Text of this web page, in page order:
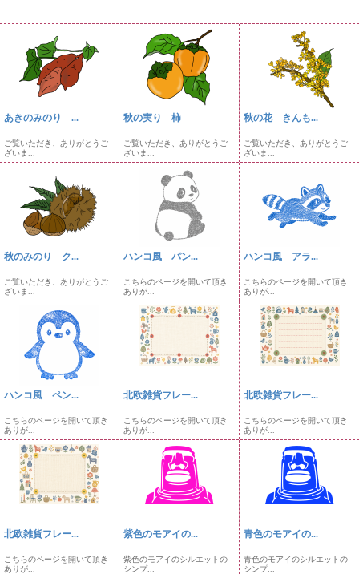
あきのみのり ...
ご覧いただき、ありがとうご
ざいま...
秋の実り 柿
ご覧いただき、ありがとうご
ざいま...
秋の花 きんも...
ご覧いただき、ありがとうご
ざいま...
秋のみのり ク...
ご覧いただき、ありがとうご
ざいま...
ハンコ風 パン...
こちらのページを開いて頂き
ありが...
ハンコ風 アラ...
こちらのページを開いて頂き
ありが...
ハンコ風 ペン...
こちらのページを開いて頂き
ありが...
北欧雑貨フレー...
こちらのページを開いて頂き
ありが...
北欧雑貨フレー...
こちらのページを開いて頂き
ありが...
北欧雑貨フレー...
こちらのページを開いて頂き
ありが...
紫色のモアイの...
紫色のモアイのシルエットの
シンプ...
青色のモアイの...
青色のモアイのシルエットの
シンプ...